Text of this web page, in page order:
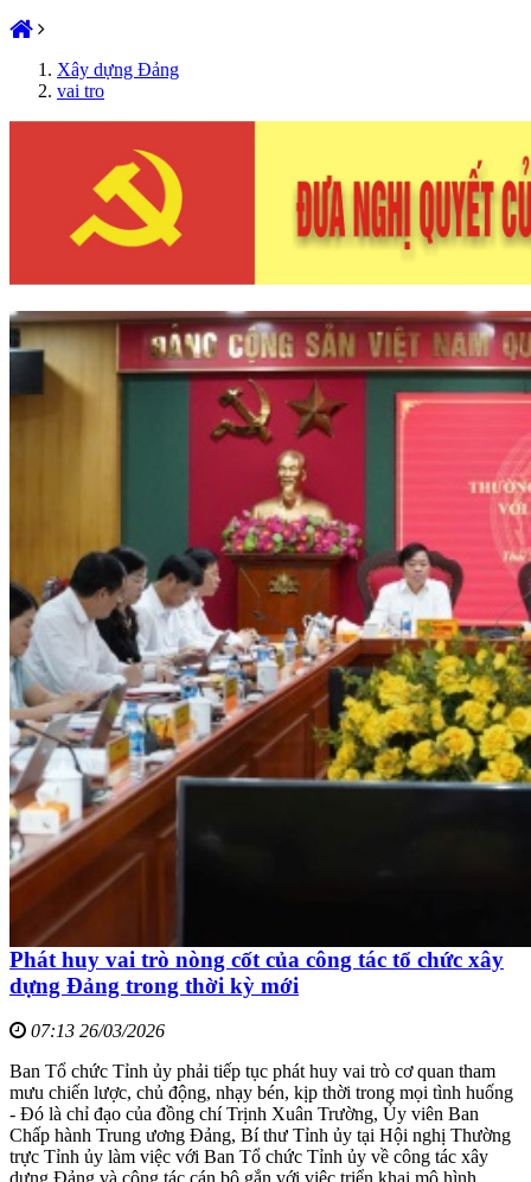
Xây dựng Đảng
vai tro
Phát huy vai trò nòng cốt của công tác tổ chức xây
dựng Đảng trong thời kỳ mới
07:13 26/03/2026
Ban Tổ chức Tỉnh ủy phải tiếp tục phát huy vai trò cơ quan tham
mưu chiến lược, chủ động, nhạy bén, kịp thời trong mọi tình huống
- Đó là chỉ đạo của đồng chí Trịnh Xuân Trường, Ủy viên Ban
Chấp hành Trung ương Đảng, Bí thư Tỉnh ủy tại Hội nghị Thường
trực Tỉnh ủy làm việc với Ban Tổ chức Tỉnh ủy về công tác xây